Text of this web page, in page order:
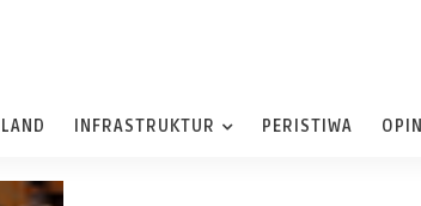
INFRASTRUKTUR PERISTIWA OPINI